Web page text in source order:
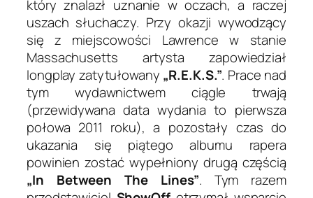
który znalazł uznanie w oczach, a raczej
uszach słuchaczy. Przy okazji wywodzący
się z miejscowości Lawrence w stanie
Massachusetts artysta zapowiedział
longplay zatytułowany „R.E.K.S.”. Prace nad
tym wydawnictwem ciągle trwają
(przewidywana data wydania to pierwsza
połowa 2011 roku), a pozostały czas do
ukazania się piątego albumu rapera
powinien zostać wypełniony drugą częścią
„In Between The Lines”. Tym razem